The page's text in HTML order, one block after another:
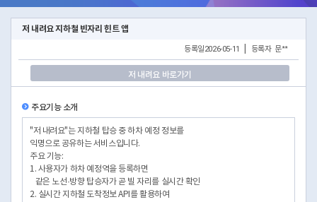
저 내려요 지하철 빈자리 힌트 앱
등록일2026-05-11 등록자 문**
저 내려요 바로가기
주요기능 소개
"저 내려요"는 지하철 탑승 중 하차 예정 정보를
익명으로 공유하는 서비스입니다.
주요 기능:
1. 사용자가 하차 예정역을 등록하면
같은 노선·방향 탑승자가 곧 빌 자리를 실시간 확인
2. 실시간 지하철 도착정보 API를 활용하여